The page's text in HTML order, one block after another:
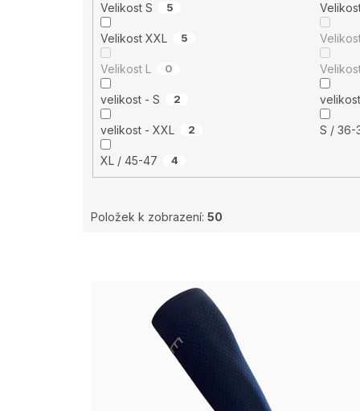
Velikost S 5
Velikost XXL 5
Velikost L 0
velikost - S 2
velikost - XXL 2 S /
XL / 45-47 4
Položek k zobrazení: 50